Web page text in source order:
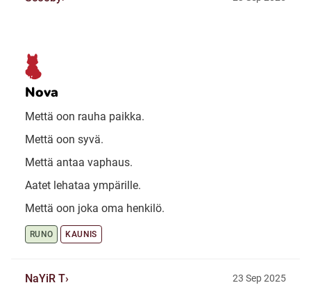
Nova
Mettä oon rauha paikka.
Mettä oon syvä.
Mettä antaa vaphaus.
Aatet lehataa ympärille.
Mettä oon joka oma henkilö.
RUNO KAUNIS
NaYiR T 23 Sep 2025